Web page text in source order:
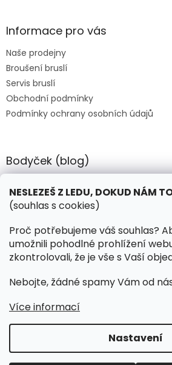
NESLEZEŠ Z LEDU, DOKUD NÁM
(souhlas s cookies)
Proč potřebujeme váš souhlas?
umožnili pohodlné prohlížení
zkontrolovali, že je vše s Vaší
Nebojte, žádné spamy Vám od
Více informací
Nastavení
aInformace pro vás
Naše prodejny
Broušení bruslí
Servis bruslí
Obchodní podmínky
Podmínky ochrany osobních údajů
Bodyček (blog)
BIOSTEEL - Kdy je vhodné pít
Kontakt
objednavky @hokejnet.cz
hokejnetcz
Vytvořil